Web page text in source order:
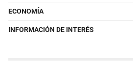
ECONOMÍA
INFORMACIÓN DE INTERÉS